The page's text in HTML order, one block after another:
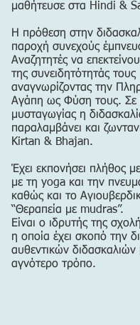
μαθήτευσε στα Hindi &
Η πρόθεση στην
παροχή συνεχούς
Αναζητητές να
της συνειδητότητάς τους
αναγνωρίζοντας την
Αγάπη ως Φύση τους. Σε
μυσταγωγίας η
παραλαμβάνει και
Kirtan & Bhajan.
Έχει εκπονήσει πλήθος
με τη yoga και την
καθώς και το
“Θεραπεία με mudras”.
Είναι ο ιδρυτής της
η οποία έχει σκοπό την
αυθεντικών διδασκαλιών
αγνότερο τρόπο.